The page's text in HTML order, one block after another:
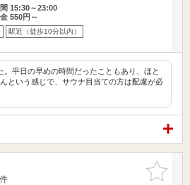
15:30～23:00
550円～
駅近（徒歩10分以内）
。平日の早めの時間だったこともあり、ほと
という感じで、サウナ目当ての方は配慮が必
お気に入
りに追加